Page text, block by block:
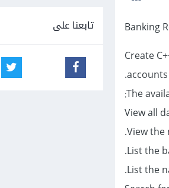
Banking
Create
The
تابعنا على